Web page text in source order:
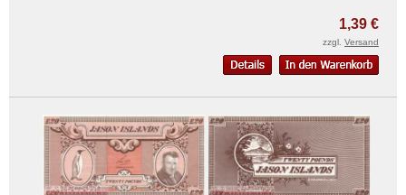
1,39 €
zzgl. Versand